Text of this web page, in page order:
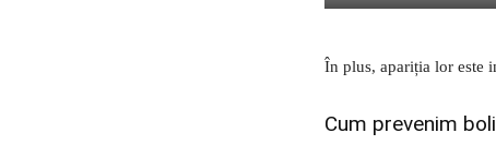
În plus, apariția lor este
Cum prevenim